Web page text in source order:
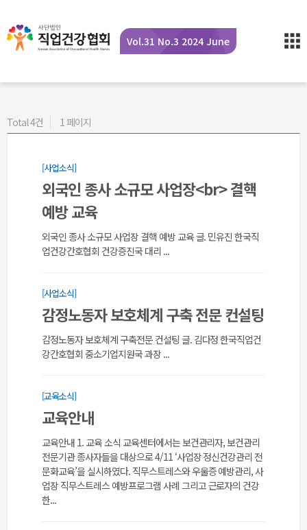
Vol.31 No.3 2024 June
Total 4건 1 페이지
[사업소식]
외국인 종사 소규모 사업장<br> 결핵
예방 교육
외국인 종사 소규모 사업장 결핵 예방 교육 글. 민유진 한국직
업건강간호협회 건강증진국 대리 ...
[사업소식]
감정노동자 보호체계 구축 전문 컨설팅
감정노동자 보호체계 구축전문 컨설팅 글. 김다정 한국직업건
강간호협회 중소기업지원국 과장 ...
[교육소식]
교육안내
교육안내 1. 교육 소식 교육센터에서는 보건관리자, 보건관리
전문기관 종사자들을 대상으로 4/11 ‘사업장 정신건강관리 전
문화교육’을 실시하였다. 직무스트레스와 우울증 예방관리, 사
업장 직무스트레스 예방프로그램 사례 그리고 근로자의 건강
한...